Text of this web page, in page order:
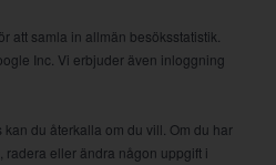
att samla in allmän besöksstatistik.
Inc. Vi erbjuder även inloggning
du återkalla om du vill. Om du har
radera eller ändra någon uppgift i